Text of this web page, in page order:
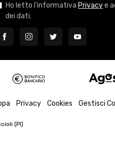
Ho letto l'informativa Privacye
dei dati.
Privacy Cookies Gestisci
(PI)